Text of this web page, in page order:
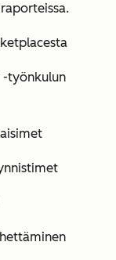
-työnkulun